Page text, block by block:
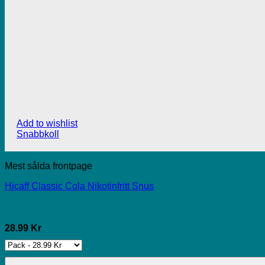
Add to wishlist
Snabbkoll
Mest sålda frontpage
Hicaff Classic Cola Nikotinfritt Snus
28.99 Kr